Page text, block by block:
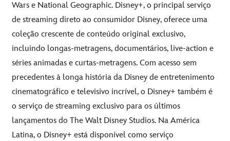
Wars e National Geographic. Disney+, o principal serviço
de streaming direto ao consumidor Disney, oferece uma
coleção crescente de conteúdo original exclusivo,
incluindo longas-metragens, documentários, live-action e
séries animadas e curtas-metragens. Com acesso sem
precedentes à longa história da Disney de entretenimento
cinematográfico e televisivo incrível, o Disney+ também é
o serviço de streaming exclusivo para os últimos
lançamentos do The Walt Disney Studios. Na América
Latina, o Disney+ está disponível como serviço